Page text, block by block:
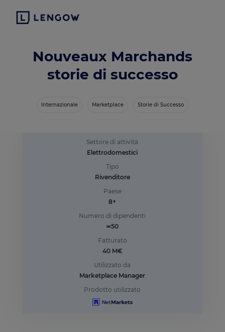
Nouveaux Marchands
storie di successo
Internazionale Marketplace Storie di Successo
Settore di attività
Elettrodomestici
Tipo
Rivenditore
Paese
8+
Numero di dipendenti
≃50
Fatturato
40 M€
Utilizzato da
Marketplace Manager
Prodotto utilizzato